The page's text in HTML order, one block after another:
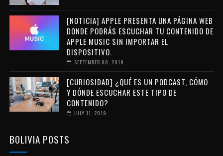
[NOTICIA] APPLE PRESENTA UNA PÁGINA WEB
DONDE PODRÁS ESCUCHAR TU CONTENIDO DE
APPLE MUSIC SIN IMPORTAR EL
DISPOSITIVO.
SEPTEMBER 08, 2019
[CURIOSIDAD] ¿QUÉ ES UN PODCAST, CÓMO
Y DÓNDE ESCUCHAR ESTE TIPO DE
CONTENIDO?
JULY 11, 2019
BOLIVIA POSTS